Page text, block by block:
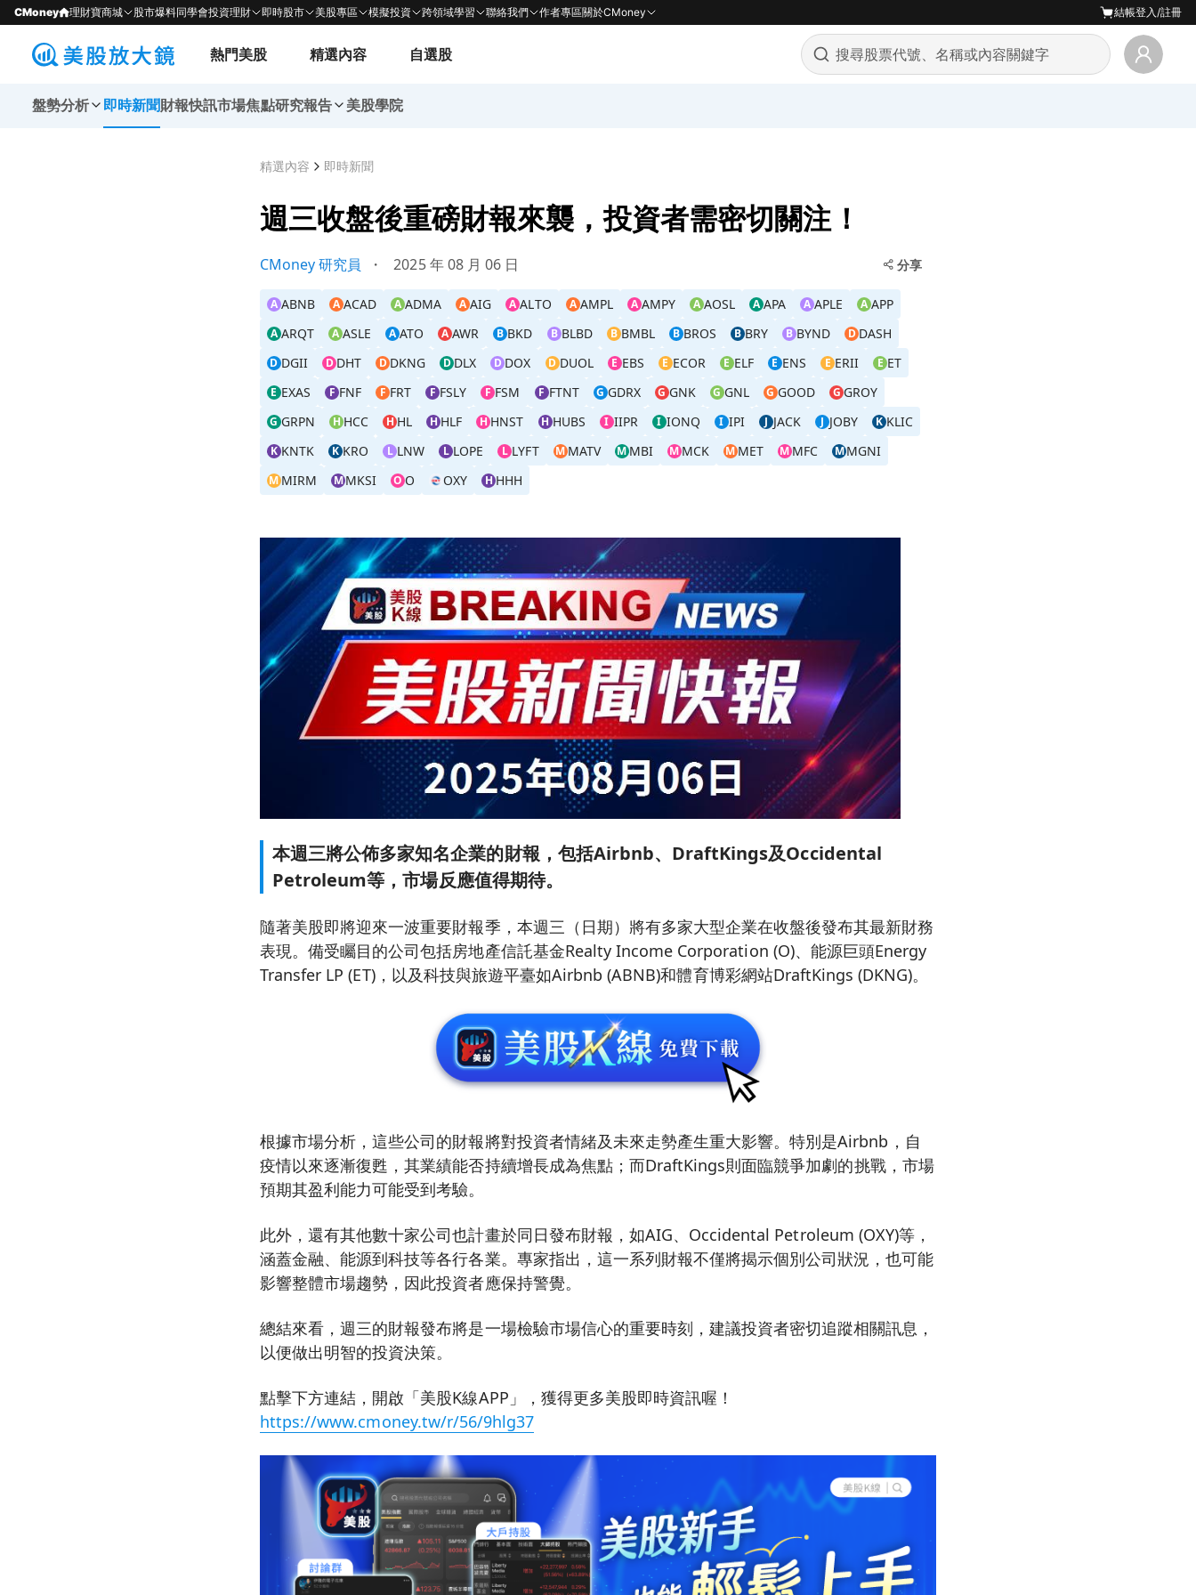
CMoney 理財寶商城 股市爆料同學會投資理財 即時股市 美股專區 模擬投資 跨領域學習 聯絡我們 作者專區關於CMoney 結帳登入/註冊
熱門美股 精選內容 自選股
盤勢分析 即時新聞財報快訊市場焦點研究報告 美股學院
精選內容 即時新聞
週三收盤後重磅財報來襲，投資者需密切關注！
CMoney 研究員 ・ 2025 年 08 月 06 日 分享
A ABNB A ACAD A ADMA A AIG A ALTO A AMPL A AMPY A AOSL A APA A APLE A APP
A ARQT A ASLE A ATO A AWR B BKD B BLBD B BMBL B BROS B BRY B BYND D DASH
D DGII D DHT D DKNG D DLX D DOX D DUOL E EBS E ECOR E ELF E ENS E ERII E ET
E EXAS F FNF F FRT F FSLY F FSM F FTNT G GDRX G GNK G GNL G GOOD G GROY
G GRPN H HCC H HL H HLF H HNST H HUBS I IIPR I IONQ I IPI J JACK J JOBY K KLIC
K KNTK K KRO L LNW L LOPE L LYFT MMATV MMBI MMCK MMET MMFC M MGNI
M MIRM MMKSI O O OXY H HHH
本週三將公佈多家知名企業的財報，包括Airbnb、DraftKings及Occidental
Petroleum等，市場反應值得期待。
隨著美股即將迎來一波重要財報季，本週三（日期）將有多家大型企業在收盤後發布其最新財務
表現。備受矚目的公司包括房地產信託基金Realty Income Corporation (O)、能源巨頭Energy
Transfer LP (ET)，以及科技與旅遊平臺如Airbnb (ABNB)和體育博彩網站DraftKings (DKNG)。
根據市場分析，這些公司的財報將對投資者情緒及未來走勢產生重大影響。特別是Airbnb，自
疫情以來逐漸復甦，其業績能否持續增長成為焦點；而DraftKings則面臨競爭加劇的挑戰，市場
預期其盈利能力可能受到考驗。
此外，還有其他數十家公司也計畫於同日發布財報，如AIG、Occidental Petroleum (OXY)等，
涵蓋金融、能源到科技等各行各業。專家指出，這一系列財報不僅將揭示個別公司狀況，也可能
影響整體市場趨勢，因此投資者應保持警覺。
總結來看，週三的財報發布將是一場檢驗市場信心的重要時刻，建議投資者密切追蹤相關訊息，
以便做出明智的投資決策。
點擊下方連結，開啟「美股K線APP」，獲得更多美股即時資訊喔！
https://www.cmoney.tw/r/56/9hlg37